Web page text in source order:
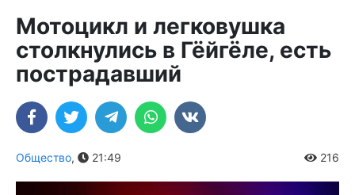
Мотоцикл и легковушка
столкнулись в Гёйгёле, есть
пострадавший
Общество, 21:49 216